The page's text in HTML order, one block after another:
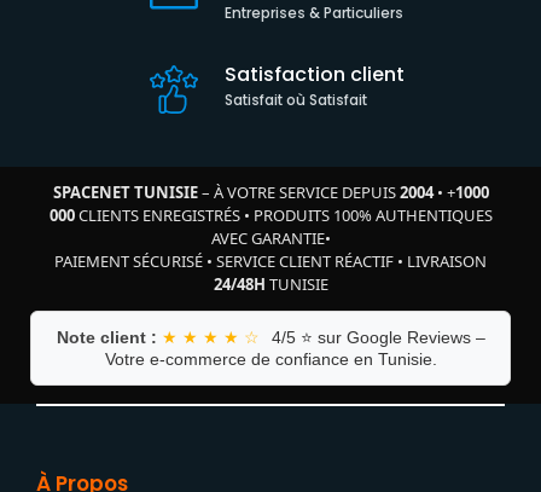
Entreprises & Particuliers
Satisfaction client
Satisfait où Satisfait
SPACENET TUNISIE– À VOTRE SERVICE DEPUIS2004• +1000
000CLIENTS ENREGISTRÉS• PRODUITS 100% AUTHENTIQUES
AVEC GARANTIE•
PAIEMENT SÉCURISÉ • SERVICE CLIENT RÉACTIF • LIVRAISON
24/48H TUNISIE
Note client : ★ ★ ★ ★ ☆
4/5 ⭐ sur Google Reviews –
Votre e-commerce de confiance en Tunisie.
À Propos